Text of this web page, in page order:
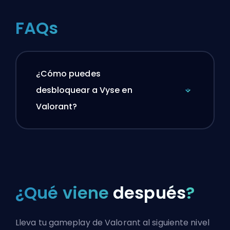
FAQs
¿Cómo puedes
desbloquear a Vyse en
Valorant?
¿Qué viene después?
Lleva tu gameplay de Valorant al siguiente nivel